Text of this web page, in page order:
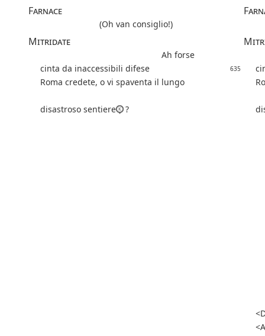
Farnace
(Oh van consiglio!)
Mitridate
Ah forse
cinta da inaccessibili difese
635
Roma credete, o vi spaventa il lungo
disastroso sentiere ?